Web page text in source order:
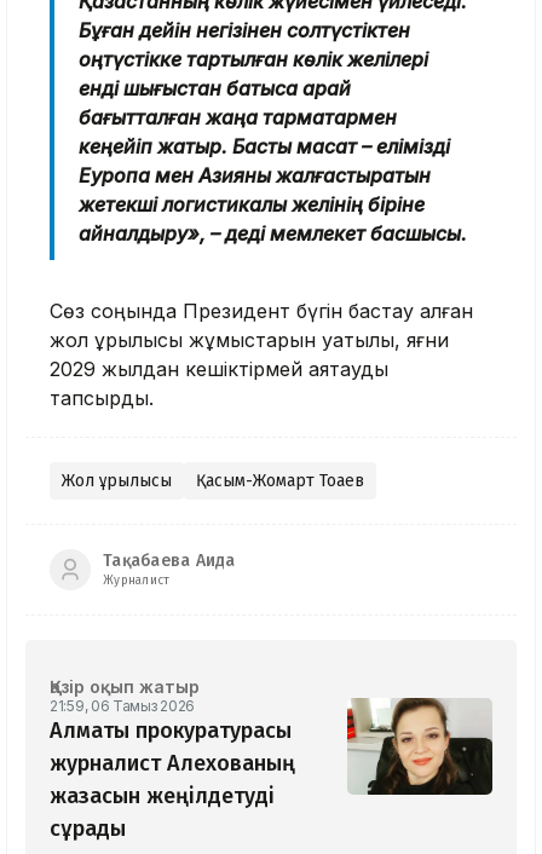
Бұған дейін негізінен солтүстіктен
оңтүстікке тартылған көлік желілері
енді шығыстан батысқа қарай
бағытталған жаңа тармақтармен
кеңейіп жатыр. Басты мақсат – елімізді
Еуропа мен Азияны жалғастыратын
жетекші логистикалық желінің біріне
айналдыру», – деді мемлекет басшысы.
Сөз соңында Президент бүгін бастау алған
жол құрылысы жұмыстарын уақтылы, яғни
2029 жылдан кешіктірмей аяқтауды
тапсырды.
Жол құрылысы Қасым-Жомарт Тоқаев
Тақабаева Аида
Журналист
Қазір оқып жатыр
21:59, 06 Тамыз 2026
Алматы прокуратурасы
журналист Алехованың
жазасын жеңілдетуді
сұрады